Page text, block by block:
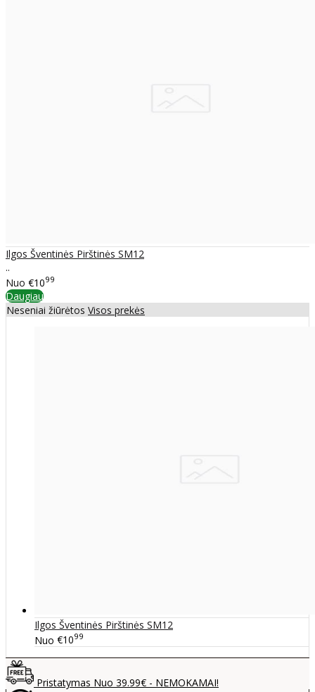
Ilgos Šventinės Pirštinės SM12
..
Nuo €1099
Daugiau
Neseniai žiūrėtos Visos prekės
Ilgos Šventinės Pirštinės SM12
Nuo €1099
Pristatymas Nuo 39.99€ - NEMOKAMAI!